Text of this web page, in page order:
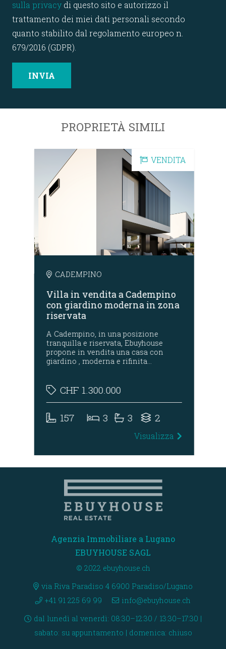
sulla privacy di questo sito e autorizzo il
trattamento dei miei dati personali secondo
quanto stabilito dal regolamento europeo n.
679/2016 (GDPR).
PROPRIETÀ SIMILI
VENDITA
CADEMPINO
Villa in vendita a Cadempino
con giardino moderna in zona
riservata
A Cadempino, in una posizione
tranquilla e riservata, Ebuyhouse
propone in vendita una casa con
giardino , moderna e rifinita…
CHF 1.300.000
157 3 3 2
Visualizza
Agenzia Immobiliare a Lugano
EBUYHOUSE SAGL
© 2022 ebuyhouse.ch
via Riva Paradiso 4 6900 Paradiso/Lugano
+41 91 225 69 99
info@ebuyhouse.ch
dal lunedì al venerdì: 08:30–12:30 / 13:30–17:30 |
sabato: su appuntamento | domenica: chiuso